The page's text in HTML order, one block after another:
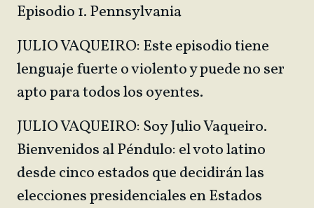
Episodio 1. Pennsylvania
JULIO VAQUEIRO: Este episodio tiene
lenguaje fuerte o violento y puede no ser
apto para todos los oyentes.
JULIO VAQUEIRO: Soy Julio Vaqueiro.
Bienvenidos al Péndulo: el voto latino
desde cinco estados que decidirán las
elecciones presidenciales en Estados